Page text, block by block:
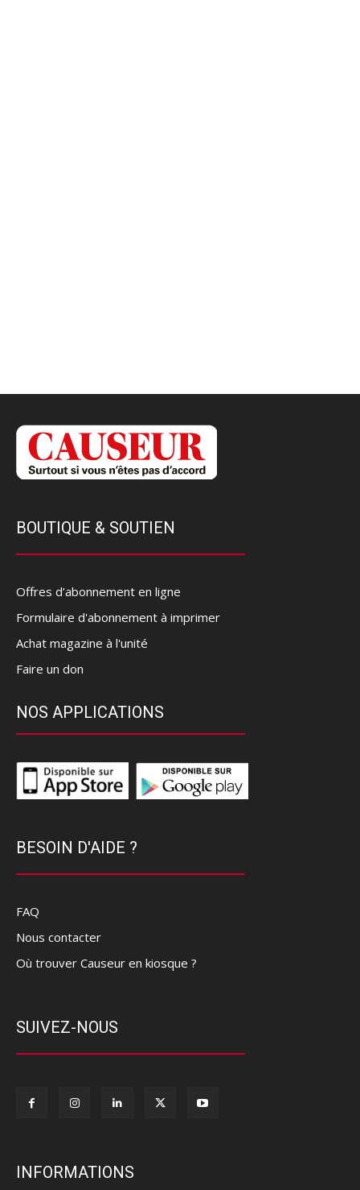
BOUTIQUE & SOUTIEN
Offres d’abonnement en ligne
Formulaire d'abonnement à imprimer
Achat magazine à l'unité
Faire un don
NOS APPLICATIONS
BESOIN D'AIDE ?
FAQ
Nous contacter
Où trouver Causeur en kiosque ?
SUIVEZ-NOUS
INFORMATIONS